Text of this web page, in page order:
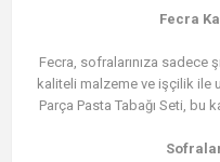
Fecra
Fecra, sofralarınıza sadece
kaliteli malzeme ve işçilik ile
Parça Pasta Tabağı Seti, bu